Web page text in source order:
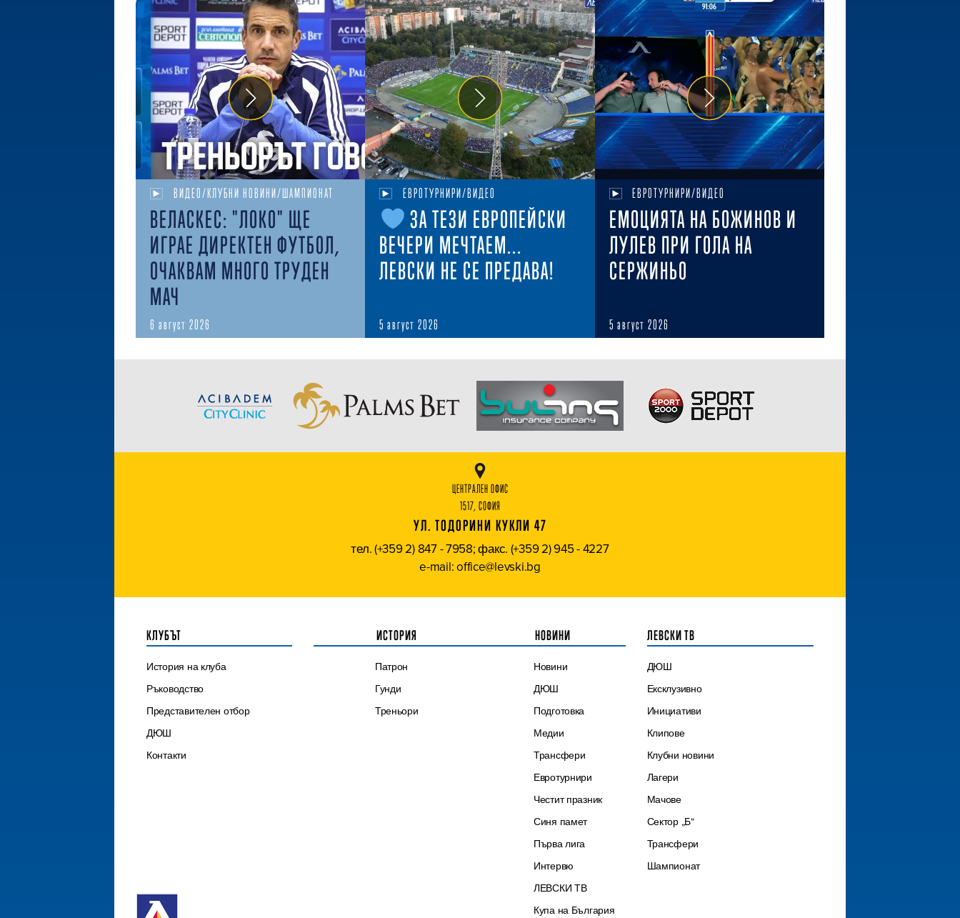
ВИДЕО/КЛУБНИ НОВИНИ/ШАМПИОНАТ
ВЕЛАСКЕС: "ЛОКО" ЩЕ
ИГРАЕ ДИРЕКТЕН ФУТБОЛ,
ОЧАКВАМ МНОГО ТРУДЕН
МАЧ
6 август 2026
ЕВРОТУРНИРИ/ВИДЕО
ЗА ТЕЗИ ЕВРОПЕЙСКИ
ВЕЧЕРИ МЕЧТАЕМ...
ЛЕВСКИ НЕ СЕ ПРЕДАВА!
5 август 2026
ЕВРОТУРНИРИ/ВИДЕО
ЕМОЦИЯТА НА БОЖИНОВ И
ЛУЛЕВ ПРИ ГОЛА НА
СЕРЖИНЬО
5 август 2026
ЦЕНТРАЛЕН ОФИС
1517, СОФИЯ
УЛ. ТОДОРИНИ КУКЛИ 47
тел. (+359 2) 847 - 7958; факс. (+359 2) 945 - 4227
e-mail: office@levski.bg
КЛУБЪТ
История на клуба
Ръководство
Представителен отбор
ДЮШ
Контакти
ИСТОРИЯ
Патрон
Гунди
Треньори
НОВИНИ
Новини
ДЮШ
Подготовка
Медии
Трансфери
Евротурнири
Честит празник
Синя памет
Първа лига
Интервю
ЛЕВСКИ ТВ
Купа на България
ЛЕВСКИ ТВ
ДЮШ
Ексклузивно
Инициативи
Клипове
Клубни новини
Лагери
Мачове
Сектор „Б“
Трансфери
Шампионат